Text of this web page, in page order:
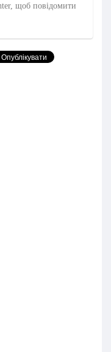
щоб повідомити